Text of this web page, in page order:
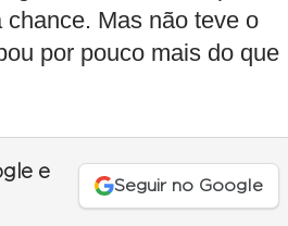
Mas não teve o
por pouco mais do que
e
Seguir no Google